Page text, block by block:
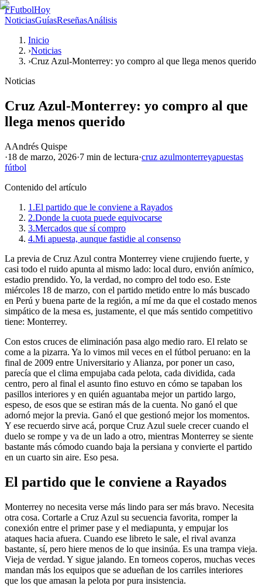
FFutbolHoy
NoticiasGuíasReseñasAnálisis
Inicio
›Noticias
›Cruz Azul-Monterrey: yo compro al que llega menos querido
Noticias
Cruz Azul-Monterrey: yo compro al que
llega menos querido
AAndrés Quispe
·18 de marzo, 2026·7 min de lectura·cruz azulmonterreyapuestas
fútbol
Contenido del artículo
1.El partido que le conviene a Rayados
2.Donde la cuota puede equivocarse
3.Mercados que sí compro
4.Mi apuesta, aunque fastidie al consenso
La previa de Cruz Azul contra Monterrey viene crujiendo fuerte, y
casi todo el ruido apunta al mismo lado: local duro, envión anímico,
estadio prendido. Yo, la verdad, no compro del todo eso. Este
miércoles 18 de marzo, con el partido metido entre lo más buscado
en Perú y buena parte de la región, a mí me da que el costado menos
simpático de la mesa es, justamente, el que más sentido competitivo
tiene: Monterrey.
Con estos cruces de eliminación pasa algo medio raro. El relato se
come a la pizarra. Ya lo vimos mil veces en el fútbol peruano: en la
final de 2009 entre Universitario y Alianza, por poner un caso,
parecía que el clima empujaba cada pelota, cada dividida, cada
centro, pero al final el asunto fino estuvo en cómo se tapaban los
pasillos interiores y en quién aguantaba mejor un partido largo,
espeso, de esos que se estiran más de la cuenta. No ganó el que
adornó mejor la previa. Ganó el que gestionó mejor los momentos.
Y ese recuerdo sirve acá, porque Cruz Azul suele crecer cuando el
duelo se rompe y va de un lado a otro, mientras Monterrey se siente
bastante más cómodo cuando baja la persiana y convierte el partido
en un cuarto sin aire. Eso pesa.
El partido que le conviene a Rayados
Monterrey no necesita verse más lindo para ser más bravo. Necesita
otra cosa. Cortarle a Cruz Azul su secuencia favorita, romper la
conexión entre el primer pase y el mediapunta, y empujar los
ataques hacia afuera. Cuando ese libreto le sale, el rival avanza
bastante, sí, pero hiere menos de lo que insinúa. Es una trampa vieja.
Vieja de verdad. Y sigue jalando. En torneos coperos, muchas veces
mandan más los equipos que se adueñan de los carriles interiores
que los que amasan la pelota por pura insistencia.